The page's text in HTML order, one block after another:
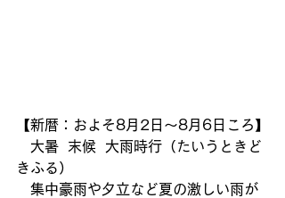
【新暦：およそ8月2日～8月6日ころ】
大暑  末候  大雨時行（たいうときど
きふる）
集中豪雨や夕立など夏の激しい雨が